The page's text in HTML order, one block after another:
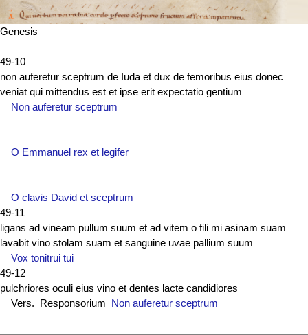
Genesis
49-10
non auferetur sceptrum de Iuda et dux de femoribus eius donec
veniat qui mittendus est et ipse erit expectatio gentium
Non auferetur sceptrum
O Emmanuel rex et legifer
O clavis David et sceptrum
49-11
ligans ad vineam pullum suum et ad vitem o fili mi asinam suam
lavabit vino stolam suam et sanguine uvae pallium suum
Vox tonitrui tui
49-12
pulchriores oculi eius vino et dentes lacte candidiores
Vers. Responsorium Non auferetur sceptrum